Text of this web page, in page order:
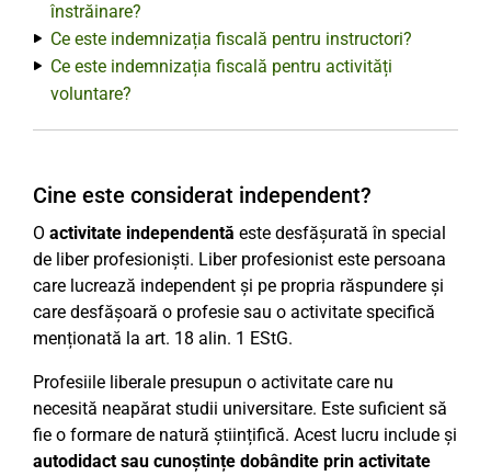
înstrăinare?
Ce este indemnizația fiscală pentru instructori?
Ce este indemnizația fiscală pentru activități
voluntare?
Cine este considerat independent?
O activitate independentă este desfășurată în special
de liber profesioniști. Liber profesionist este persoana
care lucrează independent și pe propria răspundere și
care desfășoară o profesie sau o activitate specifică
menționată la art. 18 alin. 1 EStG.
Profesiile liberale presupun o activitate care nu
necesită neapărat studii universitare. Este suficient să
fie o formare de natură științifică. Acest lucru include și
autodidact sau cunoștințe dobândite prin activitate